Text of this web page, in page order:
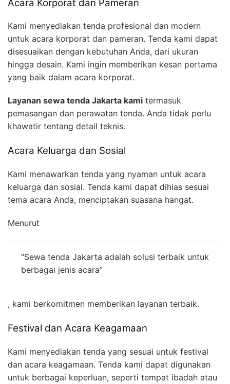
Acara Korporat dan Pameran
Kami menyediakan tenda profesional dan modern
untuk acara korporat dan pameran. Tenda kami dapat
disesuaikan dengan kebutuhan Anda, dari ukuran
hingga desain. Kami ingin memberikan kesan pertama
yang baik dalam acara korporat.
Layanan sewa tenda Jakarta kami termasuk
pemasangan dan perawatan tenda. Anda tidak perlu
khawatir tentang detail teknis.
Acara Keluarga dan Sosial
Kami menawarkan tenda yang nyaman untuk acara
keluarga dan sosial. Tenda kami dapat dihias sesuai
tema acara Anda, menciptakan suasana hangat.
Menurut
“Sewa tenda Jakarta adalah solusi terbaik untuk
berbagai jenis acara”
, kami berkomitmen memberikan layanan terbaik.
Festival dan Acara Keagamaan
Kami menyediakan tenda yang sesuai untuk festival
dan acara keagamaan. Tenda kami dapat digunakan
untuk berbagai keperluan, seperti tempat ibadah atau